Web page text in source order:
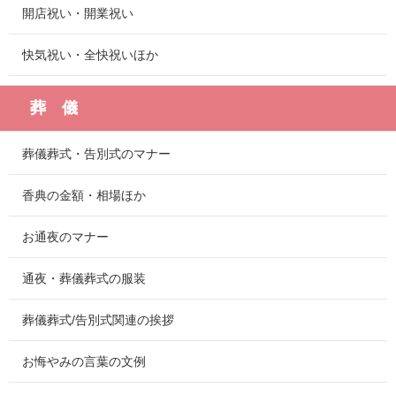
開店祝い・開業祝い
快気祝い・全快祝いほか
葬 儀
葬儀葬式・告別式のマナー
香典の金額・相場ほか
お通夜のマナー
通夜・葬儀葬式の服装
葬儀葬式/告別式関連の挨拶
お悔やみの言葉の文例